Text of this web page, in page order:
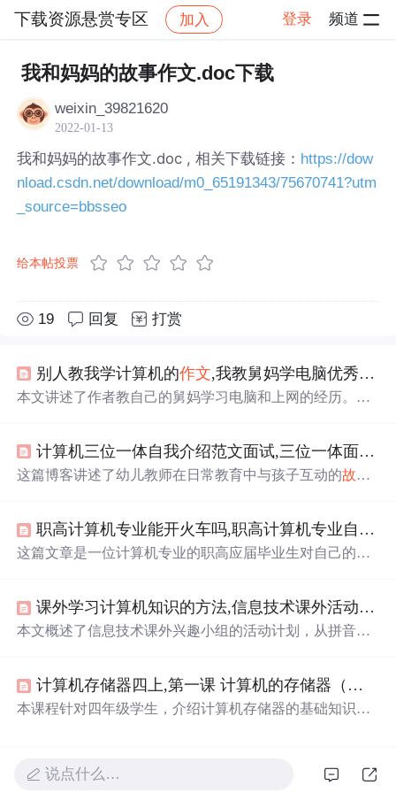
下载资源悬赏专区 加入 登录 频道
社区 下载资源悬赏专区 帖子详情
我和妈妈的故事作文.doc下载
weixin_39821620
2022-01-13
我和妈妈的故事作文.doc , 相关下载链接： https://dow
nload.csdn.net/download/m0_65191343/75670741?utm
_source=bbsseo
给本帖投票
19 回复 打赏
别人教我学计算机的作文,我教舅妈学电脑优秀作文
本文讲述了作者教自己的舅妈学习电脑和上网的经历。从
成就感。这个过程既展示了学习新技能的不易，也体现了
亲情与耐心的力量。
计算机三位一体自我介绍范文面试,三位一体面试自我介绍范文.
这篇博客讲述了幼儿教师在日常教育中与孩子互动的故事
示了孩子对教师深深的情感依赖，提醒教师们在教育中要
时刻关注每个孩子的需求，用心去爱他们，因为孩子心中
职高计算机专业能开火车吗,职高计算机专业自我鉴定.
这篇文章是一位计算机专业的职高应届毕业生对自己的学
如何通过自我改进来弥补不足，展望未来职业生涯的挑战
与期待。
课外学习计算机知识的方法,信息技术课外活动计划(计算机基本操作).
本文概述了信息技术课外兴趣小组的活动计划，从拼音输
检索技巧，培养现代信息素养。
计算机存储器四上,第一课 计算机的存储器（四上）.
本课程针对四年级学生，介绍计算机存储器的基础知识，
说点什么…